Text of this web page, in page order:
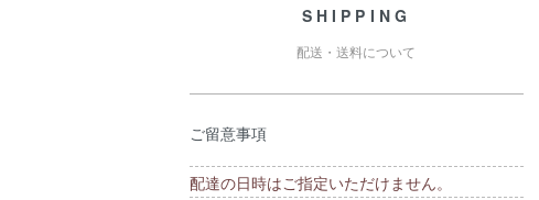
SHIPPING
配送・送料について
ご留意事項
配達の日時はご指定いただけません。